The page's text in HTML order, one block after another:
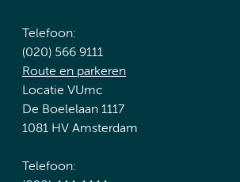
Telefoon:
(020) 566 9111
Route en parkeren
Locatie VUmc
De Boelelaan 1117
1081 HV Amsterdam
Telefoon: